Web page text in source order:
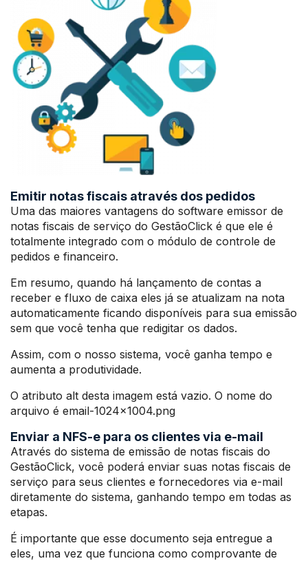
Emitir notas fiscais através dos pedidos
Uma das maiores vantagens do software emissor de
notas fiscais de serviço do GestãoClick é que ele é
totalmente integrado com o módulo de controle de
pedidos e financeiro.
Em resumo, quando há lançamento de contas a
receber e fluxo de caixa eles já se atualizam na nota
automaticamente ficando disponíveis para sua emissão
sem que você tenha que redigitar os dados.
Assim, com o nosso sistema, você ganha tempo e
aumenta a produtividade.
O atributo alt desta imagem está vazio. O nome do
arquivo é email-1024×1004.png
Enviar a NFS-e para os clientes via e-mail
Através do sistema de emissão de notas fiscais do
GestãoClick, você poderá enviar suas notas fiscais de
serviço para seus clientes e fornecedores via e-mail
diretamente do sistema, ganhando tempo em todas as
etapas.
É importante que esse documento seja entregue a
eles, uma vez que funciona como comprovante de